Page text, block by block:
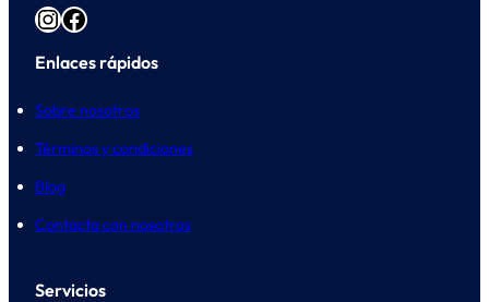
InstagramFacebook
Enlaces rápidos
Sobre nosotros
Términos y condiciones
Blog
Contacta con nosotros
Servicios